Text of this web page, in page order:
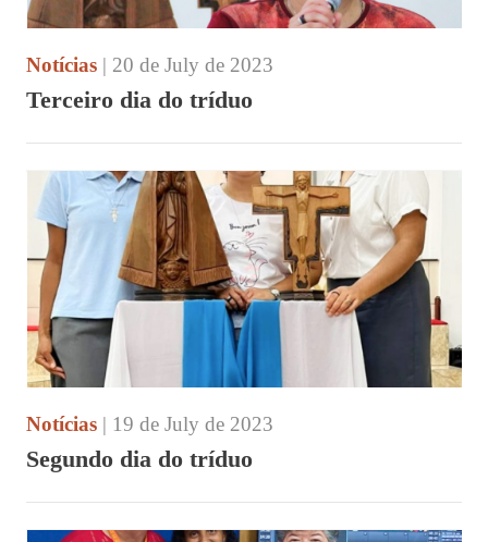
Notícias | 20 de July de 2023
Terceiro dia do tríduo
Notícias | 19 de July de 2023
Segundo dia do tríduo